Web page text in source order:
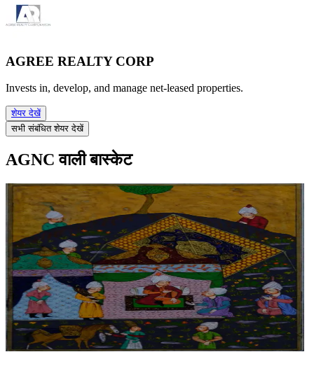
AGREE REALTY CORP
Invests in, develop, and manage net-leased properties.
शेयर देखें
सभी संबंधित शेयर देखें
AGNC वाली बास्केट